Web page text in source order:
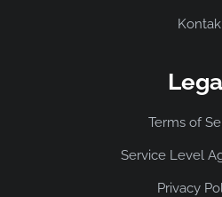
Kontak
Terms of
Service Level
Privacy